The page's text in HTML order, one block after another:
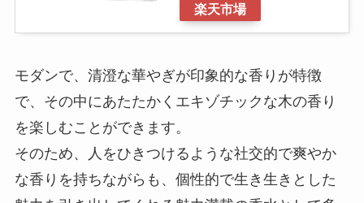
楽天市場
モダンで、清澄な華やぎが印象的な香りが特徴
で、その中にあたたかくエキゾチックな木の香り
を楽しむことができます。
そのため、人をひきつけるような社交的で爽やか
な香りを持ちながらも、個性的で生き生きとした